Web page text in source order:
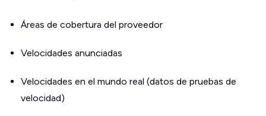
Áreas de cobertura del proveedor
Velocidades anunciadas
Velocidades en el mundo real (datos de pruebas de
velocidad)